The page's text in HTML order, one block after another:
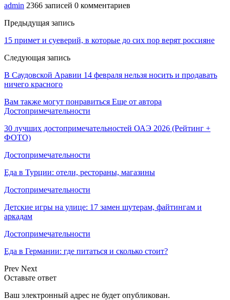
admin 2366 записей 0 комментариев
Предыдущая запись
15 примет и суеверий, в которые до сих пор верят россияне
Следующая запись
В Саудовской Аравии 14 февраля нельзя носить и продавать
ничего красного
Вам также могут понравиться Еще от автора
Достопримечательности
30 лучших достопримечательностей ОАЭ 2026 (Рейтинг +
ФОТО)
Достопримечательности
Еда в Турции: отели, рестораны, магазины
Достопримечательности
Детские игры на улице: 17 замен шутерам, файтингам и
аркадам
Достопримечательности
Еда в Германии: где питаться и сколько стоит?
Prev Next
Оставьте ответ
Ваш электронный адрес не будет опубликован.